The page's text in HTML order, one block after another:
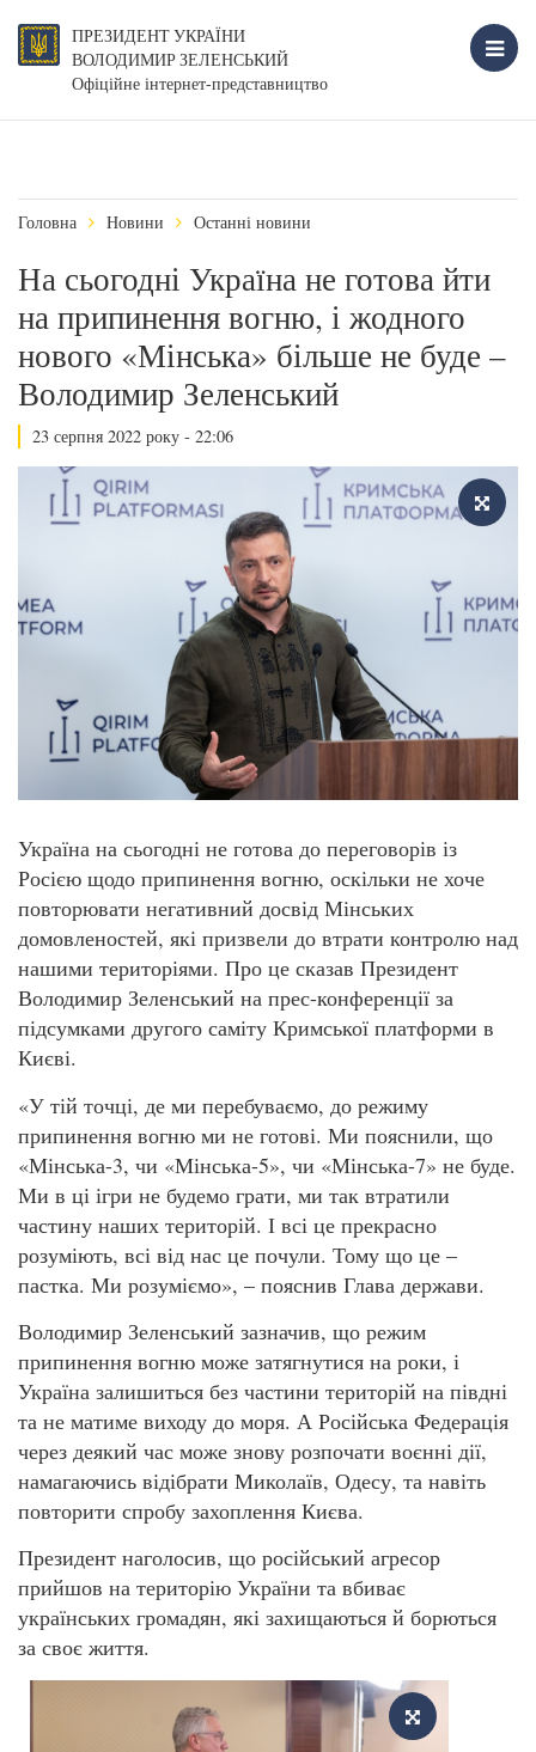
ПРЕЗИДЕНТ УКРАЇНИ
ВОЛОДИМИР ЗЕЛЕНСЬКИЙ
Офіційне інтернет-представництво
Головна Новини Останні новини
На сьогодні Україна не готова йти
на припинення вогню, і жодного
нового «Мінська» більше не буде –
Володимир Зеленський
23 серпня 2022 року - 22:06
Україна на сьогодні не готова до переговорів із
Росією щодо припинення вогню, оскільки не хоче
повторювати негативний досвід Мінських
домовленостей, які призвели до втрати контролю над
нашими територіями. Про це сказав Президент
Володимир Зеленський на прес-конференції за
підсумками другого саміту Кримської платформи в
Києві.
«У тій точці, де ми перебуваємо, до режиму
припинення вогню ми не готові. Ми пояснили, що
«Мінська-3, чи «Мінська-5», чи «Мінська-7» не буде.
Ми в ці ігри не будемо грати, ми так втратили
частину наших територій. І всі це прекрасно
розуміють, всі від нас це почули. Тому що це –
пастка. Ми розуміємо», – пояснив Глава держави.
Володимир Зеленський зазначив, що режим
припинення вогню може затягнутися на роки, і
Україна залишиться без частини територій на півдні
та не матиме виходу до моря. А Російська Федерація
через деякий час може знову розпочати воєнні дії,
намагаючись відібрати Миколаїв, Одесу, та навіть
повторити спробу захоплення Києва.
Президент наголосив, що російський агресор
прийшов на територію України та вбиває
українських громадян, які захищаються й борються
за своє життя.